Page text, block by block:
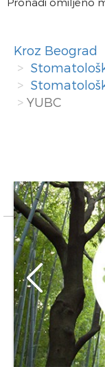
Kroz Beograd
YUBC